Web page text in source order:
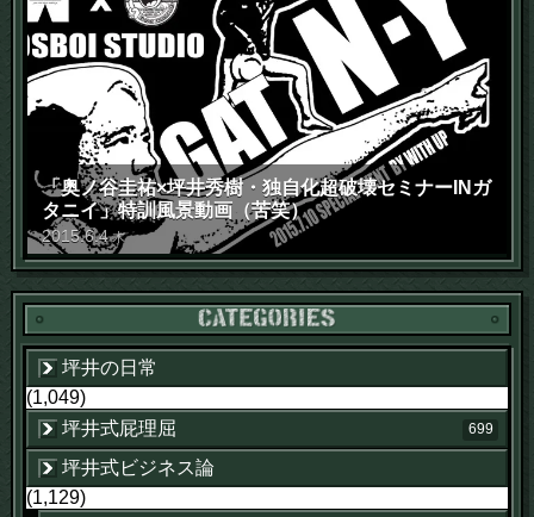
「奥ノ谷圭祐×坪井秀樹・独自化超破壊セミナーINガ
タニイ」特訓風景動画（苦笑）
2015.6.4 木
坪井の日常
(1,049)
坪井式屁理屈
699
坪井式ビジネス論
(1,129)